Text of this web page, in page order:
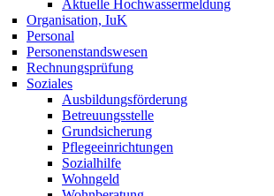
Aktuelle Hochwassermeldung
Organisation, IuK
Personal
Personenstandswesen
Rechnungsprüfung
Soziales
Ausbildungsförderung
Betreuungsstelle
Grundsicherung
Pflegeeinrichtungen
Sozialhilfe
Wohngeld